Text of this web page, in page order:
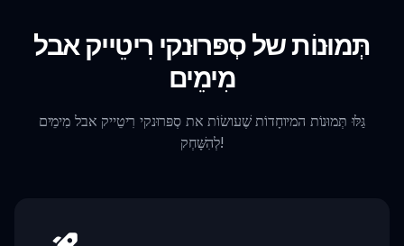
תְּמוּנוֹת של סְפּרוּנקי רִיטֵייק אבל
מִימֵים
גַּלּוּ תְּמוּנוֹת המיוחָדוֹת שֶׁעושׂוֹת את סְפּרוּנקי רִיטֵייק אבל מִימֵים
לְהִשָּׁחְק!